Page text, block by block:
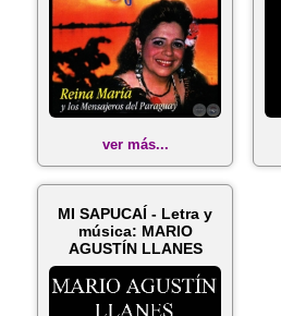
ver más...
MI SAPUCAÍ - Letra y
música: MARIO
AGUSTÍN LLANES